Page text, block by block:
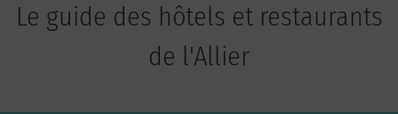
Le guide des hôtels et restaurants
de l'Allier